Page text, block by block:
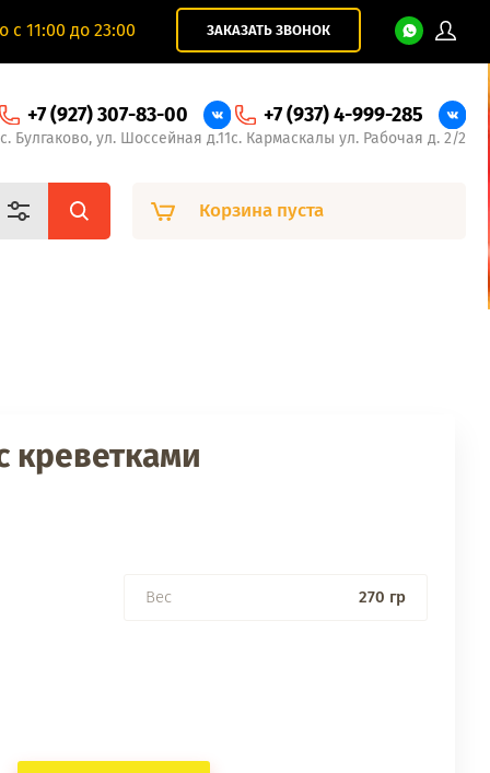
с 11:00 до 23:00 ЗАКАЗАТЬ ЗВОНОК
+7 (927) 307-83-00
с. Булгаково, ул. Шоссейная д.11
+7 (937) 4-999-285
с. Кармаскалы ул. Рабочая д. 2/2
Корзина пуста
креветками
Вес 270 гр